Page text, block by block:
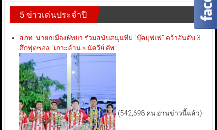
5 ข่าวเด่นประจำปี
สภท.-นายกเมืองพัทยา ร่วมสนับสนุนทีม “บุ๊คบุฟเฟ่” คว้าอันดับ 3
ศึกฟุตซอล “เกาะล้าน × นัควีย์ คัพ”
(542,698 คน อ่านข่าวนี้แล้ว)